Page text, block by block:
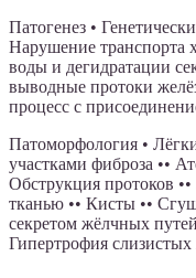
Патогенез •
Нарушение транспорта
воды и дегидратации
выводные протоки
процесс с
Патоморфология •
участками фиброза ••
Обструкция протоков
тканью •• Кисты ••
секретом жёлчных
Гипертрофия слизистых